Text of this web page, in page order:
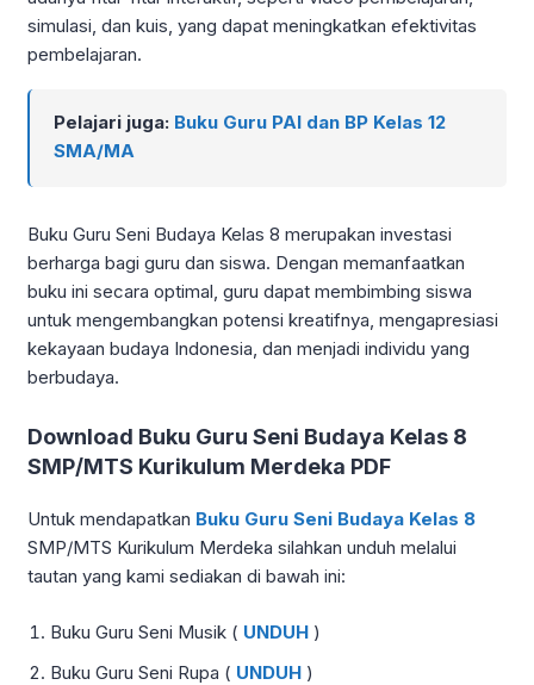
simulasi, dan kuis, yang dapat meningkatkan efektivitas
pembelajaran.
Pelajari juga: Buku Guru PAI dan BP Kelas 12
SMA/MA
Buku Guru Seni Budaya Kelas 8 merupakan investasi
berharga bagi guru dan siswa. Dengan memanfaatkan
buku ini secara optimal, guru dapat membimbing siswa
untuk mengembangkan potensi kreatifnya, mengapresiasi
kekayaan budaya Indonesia, dan menjadi individu yang
berbudaya.
Download Buku Guru Seni Budaya Kelas 8
SMP/MTS Kurikulum Merdeka PDF
Untuk mendapatkan Buku Guru Seni Budaya Kelas 8
SMP/MTS Kurikulum Merdeka silahkan unduh melalui
tautan yang kami sediakan di bawah ini:
Buku Guru Seni Musik ( UNDUH )
Buku Guru Seni Rupa ( UNDUH )